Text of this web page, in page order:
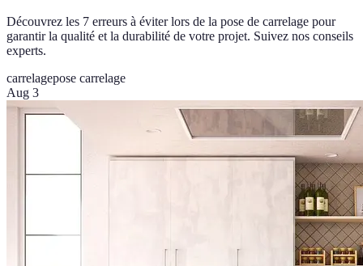
Découvrez les 7 erreurs à éviter lors de la pose de carrelage pour
garantir la qualité et la durabilité de votre projet. Suivez nos conseils
experts.
carrelagepose carrelage
Aug 3